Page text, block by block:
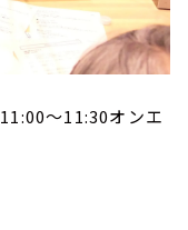
11:00～11:30オンエ